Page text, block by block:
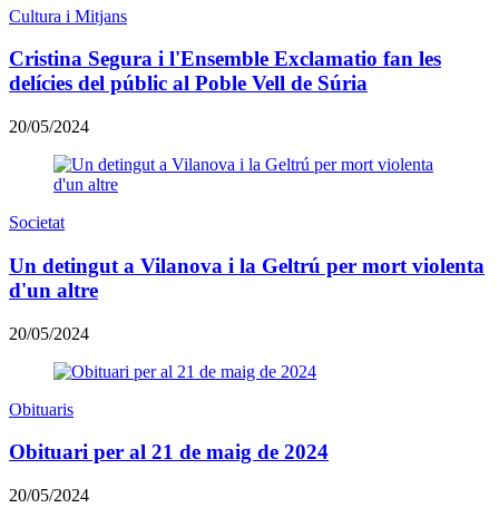
Cultura i Mitjans
Cristina Segura i l'Ensemble Exclamatio fan les
delícies del públic al Poble Vell de Súria
20/05/2024
Societat
Un detingut a Vilanova i la Geltrú per mort violenta
d'un altre
20/05/2024
Obituaris
Obituari per al 21 de maig de 2024
20/05/2024